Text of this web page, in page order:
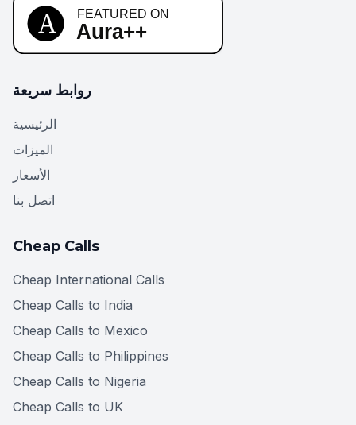
روابط سريعة
الرئيسية
الميزات
الأسعار
اتصل بنا
Cheap Calls
Cheap International Calls
Cheap Calls to India
Cheap Calls to Mexico
Cheap Calls to Philippines
Cheap Calls to Nigeria
Cheap Calls to UK